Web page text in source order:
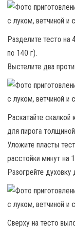
Разделите тесто на
по 140 г).
Выстелите два
Раскатайте
для пирога
Уложите пласты
расстойки минут на
Разогрейте духовку
Сверху на тесто